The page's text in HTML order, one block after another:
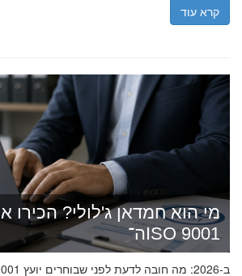
קרא עוד
מי הוא חמדאן ג'לולי? הכירו
ה־ISO 9001